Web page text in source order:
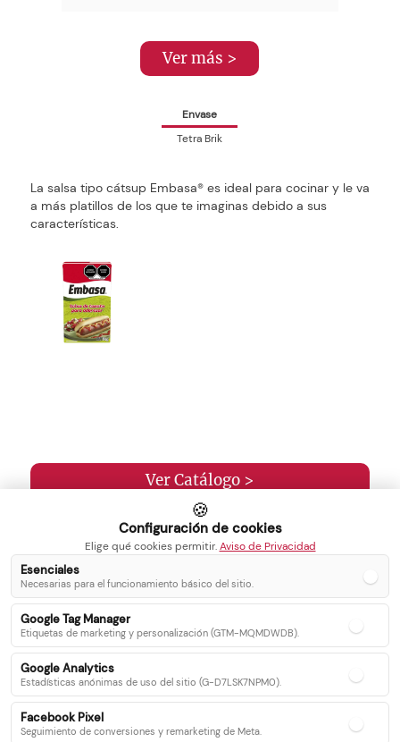
Ver más >
Envase
Tetra Brik
La salsa tipo cátsup Embasa® es ideal para cocinar y le va
a más platillos de los que te imaginas debido a sus
características.
Ver Catálogo >
Inicio
Servicios
Catálogo
Recetas
Blog
Contacto
🍪
Configuración de cookies
Elige qué cookies permitir. Aviso de Privacidad
Esenciales
Necesarias para el funcionamiento básico del sitio.
Google Tag Manager
Etiquetas de marketing y personalización (GTM-MQMDWDB).
Google Analytics
Estadísticas anónimas de uso del sitio (G-D7LSK7NPM0).
Facebook Pixel
Seguimiento de conversiones y remarketing de Meta.